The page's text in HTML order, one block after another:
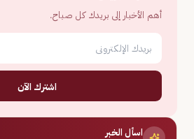
أهم الأخبار إلى بريدك كل صباح.
اشترك الآن
اسأل الخبر